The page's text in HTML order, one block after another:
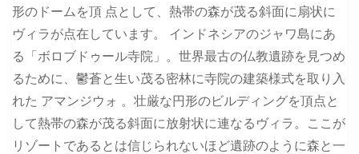
形のドームを頂 点として、熱帯の森が茂る斜面に扇状に
ヴィラが点在しています。 インドネシアのジャワ島にあ
る「ボロブドゥール寺院」。世界最古の仏教遺跡を見つめ
るために、鬱蒼と生い茂る密林に寺院の建築様式を取り入
れた アマンジウォ 。壮厳な円形のビルディングを頂点と
して熱帯の森が茂る斜面に放射状に連なるヴィラ。ここが
リゾートであるとは信じられないほど遺跡のように森と一